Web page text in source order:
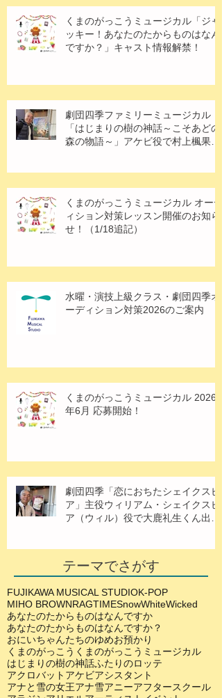
くまのがっこうミュージカル「ジャ
ッキー！あなたのたからものはなん
ですか？」キャスト情報解禁！
劇団四季ファミリーミュージカル
「はじまりの樹の神話～こそあどの
森の物語～」アケビ役で村上楓果さ
くまのがっこうミュージカル オーデ
ィション対策レッスン開催のお知ら
せ！（1/18追記）
水曜・演技上級クラス・劇団四季オ
ーディション対策2026のご案内
くまのがっこうミュージカル 2026
年6月 応募開始！
劇団四季「恋におちたシェイクスピ
ア」主役ウィリアム・シェイクスピ
ア（ウィル）役で大鹿礼生くん出
テーマでさがす
FUJIKAWA MUSICAL STUDIOK-POP
MIHO BROWNRAGTIMESnowWhiteWicked
あなたのたからものはなんですか
あなたのたからものはなんですか？
おにいちゃんたちのゆめお預かり
くまのがっこう くまのがっこうミュージカル
はじまりの樹の神話ふたりのロッテ
アクロバット アケビアシスタント
アナと雪の女王アナ雪アニーアフタースクール